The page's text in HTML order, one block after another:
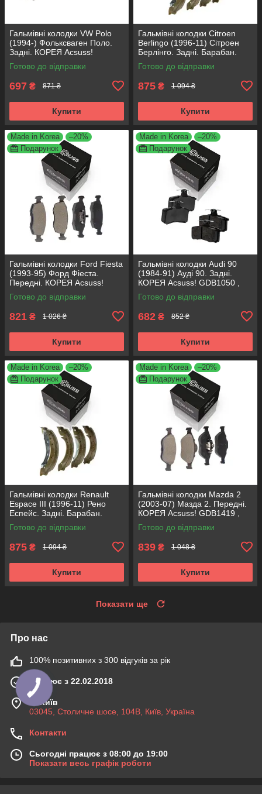
Гальмівні колодки VW Polo
(1994-) Фольксваген Поло.
Задні. КОРЕЯ Acsuss!
GDB1330 , FDB1083 ,
FDB1491 , FDB4260
Готово до відправки
697 ₴ 871 ₴
Купити
Гальмівні колодки Citroen
Berlingo (1996-11) Сітроен
Берлінго. Задні. Барабан.
КОРЕЯ Acsuss! GS8635 ,
FSB567
Готово до відправки
875 ₴ 1 094 ₴
Купити
Made in Korea
–20%
Подарунок
Гальмівні колодки Ford Fiesta
(1993-95) Форд Фіеста.
Передні. КОРЕЯ Acsuss!
GDB371 , TAR579 , TAR276
Готово до відправки
821 ₴ 1 026 ₴
Купити
Made in Korea
–20%
Подарунок
Гальмівні колодки Audi 90
(1984-91) Ауді 90. Задні.
КОРЕЯ Acsuss! GDB1050 ,
FDB222
Готово до відправки
682 ₴ 852 ₴
Купити
Made in Korea
–20%
Подарунок
Гальмівні колодки Renault
Espace III (1996-11) Рено
Еспейс. Задні. Барабан.
КОРЕЯ Acsuss! GS8635 ,
FSB567
Готово до відправки
875 ₴ 1 094 ₴
Купити
Made in Korea
–20%
Подарунок
Гальмівні колодки Mazda 2
(2003-07) Мазда 2. Передні.
КОРЕЯ Acsuss! GDB1419 ,
FDB1394
Готово до відправки
839 ₴ 1 048 ₴
Купити
Показати ще
Про нас
100% позитивних з 300 відгуків за рік
Працює з 22.02.2018
м. Київ
03045, Столичне шосе, 104B, Київ, Україна
Контакти
Сьогодні працює з 08:00 до 19:00
Показати весь графік роботи